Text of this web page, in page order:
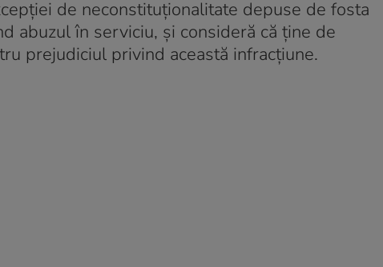
de neconstituționalitate depuse de fosta
abuzul în serviciu, și consideră că ține de
prejudiciul privind această infracțiune.